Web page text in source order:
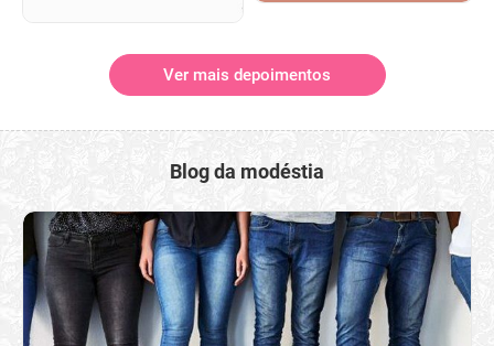
Ver mais depoimentos
Blog da modéstia